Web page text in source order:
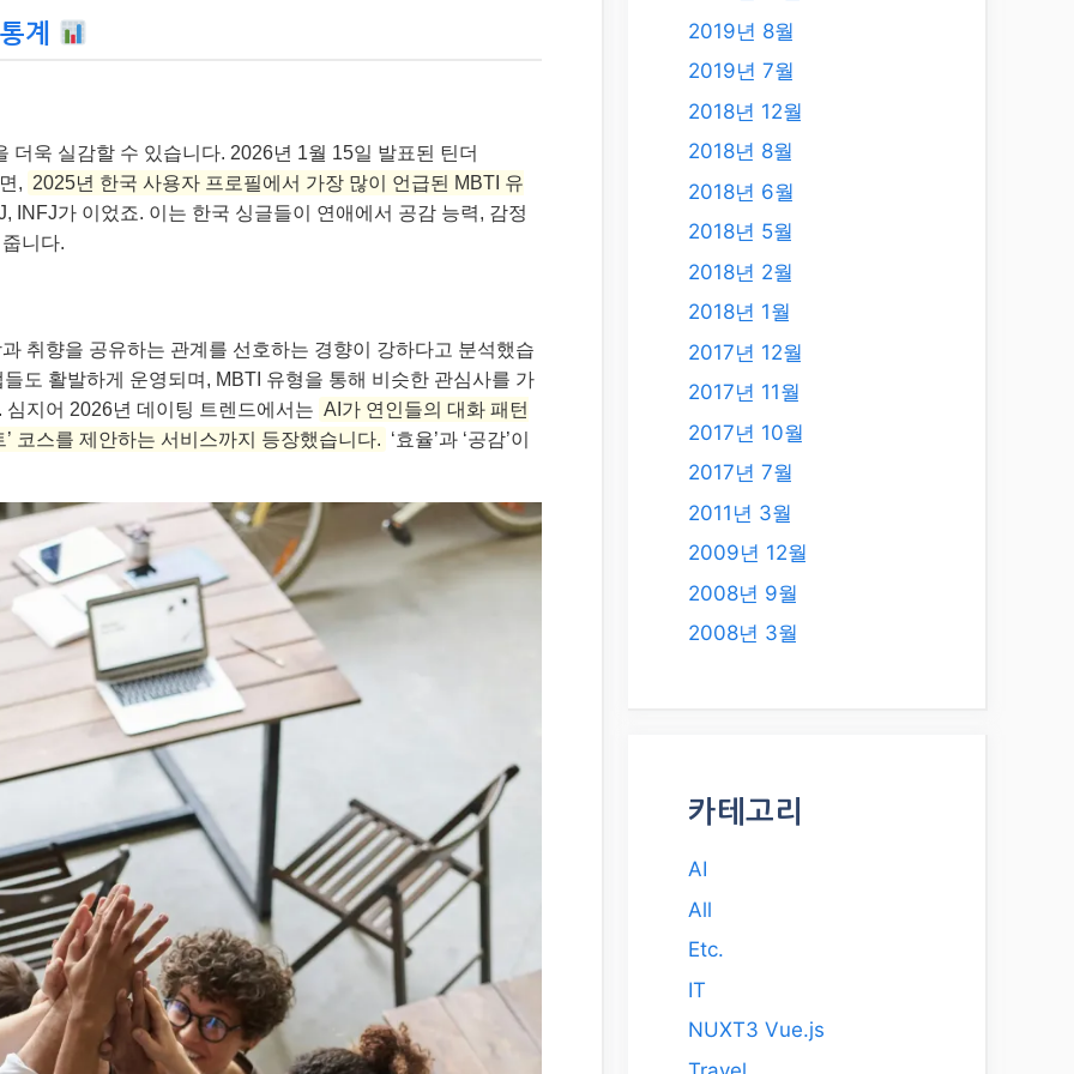
계
더욱 실감할 수 있습니다. 2026년 1월 15일 발표된 틴더
, 2025년 한국 사용자 프로필에서 가장 많이 언급된 MBTI 유
INFJ가 이었죠. 이는 한국 싱글들이 연애에서 공감 능력, 감정
니다.
취향을 공유하는 관계를 선호하는 경향이 강하다고 분석했습
들도 활발하게 운영되며, MBTI 유형을 통해 비슷한 관심사를 가
지어 2026년 데이팅 트렌드에서는 AI가 연인들의 대화 패턴
코스를 제안하는 서비스까지 등장했습니다. ‘효율’과 ‘공감’이
2019년 8월
2019년 7월
2018년 12월
2018년 8월
2018년 6월
2018년 5월
2018년 2월
2018년 1월
2017년 12월
2017년 11월
2017년 10월
2017년 7월
2011년 3월
2009년 12월
2008년 9월
2008년 3월
카테고리
AI
All
Etc.
IT
NUXT3 Vue.js